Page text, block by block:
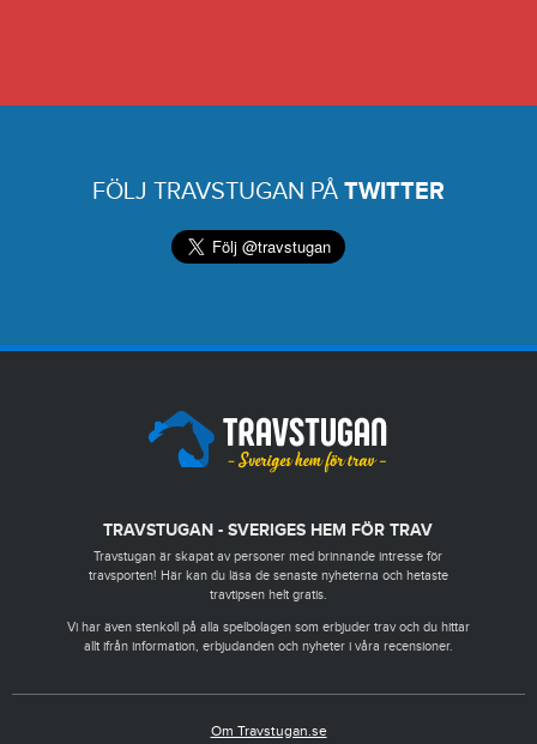
FÖLJ TRAVSTUGAN PÅ TWITTER
TRAVSTUGAN - SVERIGES HEM FÖR TRAV
Travstugan är skapat av personer med brinnande intresse för
travsporten! Här kan du läsa de senaste nyheterna och hetaste
travtipsen helt gratis.
Vi har även stenkoll på alla spelbolagen som erbjuder trav och du hittar
allt ifrån information, erbjudanden och nyheter i våra recensioner.
Om Travstugan.se